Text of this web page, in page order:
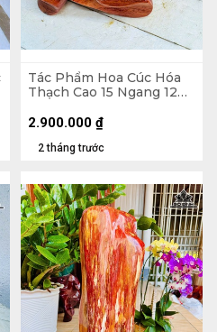
Tác Phẩm Hoa Cúc Hóa
Thạch Cao 15 Ngang 12
2 tháng trước
2.900.000 ₫